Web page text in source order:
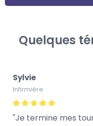
Quelques
Sylvie
Infirmière
Je termine mes